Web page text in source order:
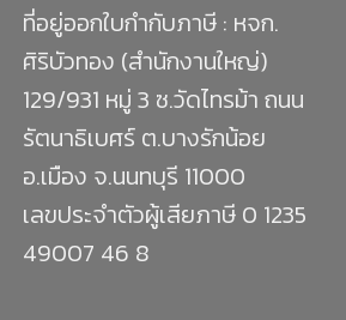
ที่อยู่ออกใบกำกับภาษี : หจก.
ศิริบัวทอง (สำนักงานใหญ่)
129/931 หมู่ 3 ซ.วัดไทรม้า ถนน
รัตนาธิเบศร์ ต.บางรักน้อย
อ.เมือง จ.นนทบุรี 11000
เลขประจำตัวผู้เสียภาษี 0 1235
49007 46 8